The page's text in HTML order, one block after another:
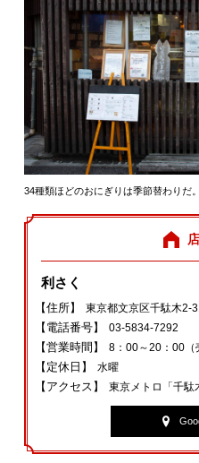
34種類ほどのおにぎりは季節替わりだ
利さく
【住所】 東京都文京区千駄木2-
【電話番号】 03-5834-7292
【営業時間】 8：00～20：00（
【定休日】 水曜
【アクセス】 東京メトロ「千駄